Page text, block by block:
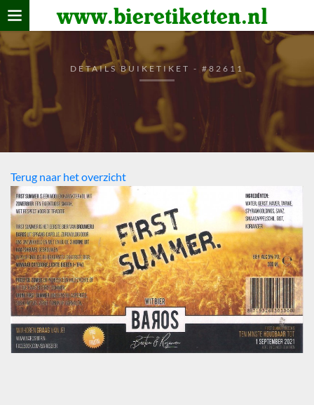
www.bieretiketten.nl
Home
verzamelen
De bierkaart
Bezoekers
DETAILS BUIKETIKET - #82611
Terug naar het overzicht